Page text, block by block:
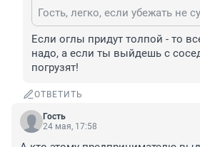
Гость, легко, если убежать не
Если оглы придут толпой - то
надо, а если ты выйдешь с
погрузят!
ОТВЕТИТЬ
Гость
24 мая, 17:58